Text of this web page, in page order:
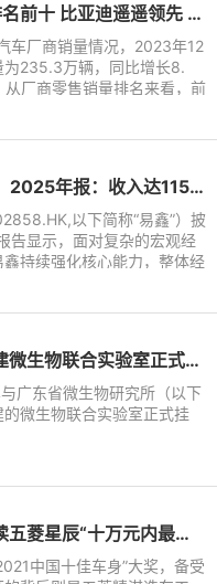
2023年厂商销量排名前十 比亚迪遥遥领先 长城垫底
车厂商销量情况，2023年12
为235.3万辆，同比增长8.
从厂商零售销量排名来看，前
一汽-大众、上汽大众、吉
易鑫（02858.HK）2025年报：收入达115.6亿元，净利润近12亿
以下简称“易鑫”）披
告显示，面对复杂的宏观经
持续强化核心能力，整体经
实现总收入115.6亿元（人
吉利携手广微所共建微生物联合实验室正式挂牌
广东省微生物研究所（以下
微生物联合实验室正式挂
专业诠释匠心，解读五菱星辰“十万元内最能打”的安全品质
中国十佳车身”大奖，备受